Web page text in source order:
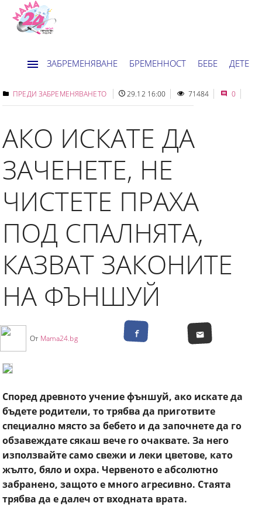
ЗАБРЕМЕНЯВАНЕ БРЕМЕННОСТ БЕБЕ ДЕТЕ
ДОМ НОВИНИ ХОРОСКОП
ПРЕДИ ЗАБРЕМЕНЯВАНЕТО 29.12 16:00 71484 0
АКО ИСКАТЕ ДА
ЗАЧЕНЕТЕ, НЕ
ЧИСТЕТЕ ПРАХА
ПОД СПАЛНЯТА,
КАЗВАТ ЗАКОНИТЕ
НА ФЪНШУЙ
От Mama24.bg
Според древното учение фъншуй, ако искате да
бъдете родители, то трябва да приготвите
специално място за бебето и да започнете да го
обзавеждате сякаш вече го очаквате. За него
използвайте само свежи и леки цветове, като
жълто, бяло и охра. Червеното е абсолютно
забранено, защото е много агресивно. Стаята
трябва да е далеч от входната врата.